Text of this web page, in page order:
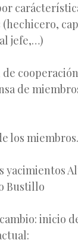
(hechicero,
jefe,…)
de
de
los miembros.
yacimientos
Bustillo
inicio